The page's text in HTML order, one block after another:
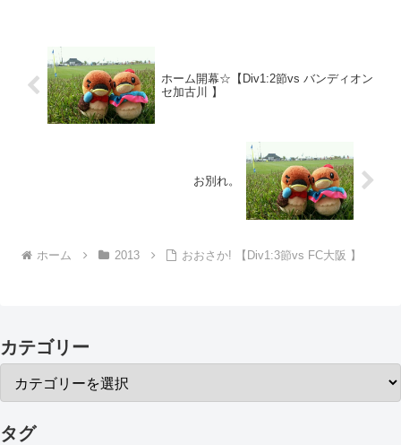
ホーム開幕☆【Div1:2節vs バンディオン
セ加古川 】
お別れ。
ホーム 2013 おおさか! 【Div1:3節vs FC大阪 】
カテゴリー
タグ